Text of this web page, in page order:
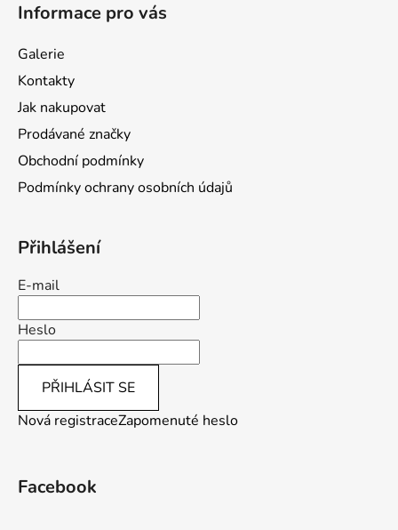
Informace pro vás
Galerie
Kontakty
Jak nakupovat
Prodávané značky
Obchodní podmínky
Podmínky ochrany osobních údajů
Přihlášení
E-mail
Heslo
PŘIHLÁSIT SE
Nová registraceZapomenuté heslo
Facebook